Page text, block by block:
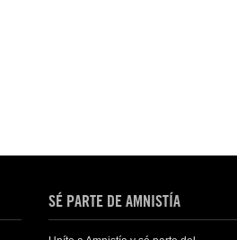
SÉ PARTE DE AMNISTÍA